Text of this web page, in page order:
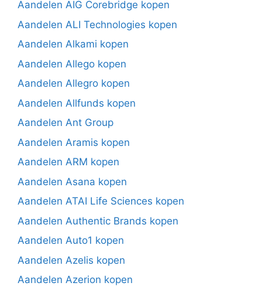
Aandelen AIG Corebridge kopen
Aandelen ALI Technologies kopen
Aandelen Alkami kopen
Aandelen Allego kopen
Aandelen Allegro kopen
Aandelen Allfunds kopen
Aandelen Ant Group
Aandelen Aramis kopen
Aandelen ARM kopen
Aandelen Asana kopen
Aandelen ATAI Life Sciences kopen
Aandelen Authentic Brands kopen
Aandelen Auto1 kopen
Aandelen Azelis kopen
Aandelen Azerion kopen